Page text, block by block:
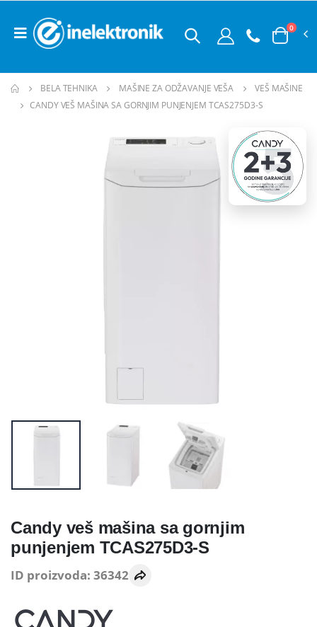
0
BELA TEHNIKA MAŠINE ZA ODŽAVANJE VEŠA
VEŠ MAŠINE
CANDY VEŠ MAŠINA SA GORNJIM PUNJENJEM TCAS275D3-S
Candy veš mašina sa gornjim
punjenjem TCAS275D3-S
ID proizvoda: 36342